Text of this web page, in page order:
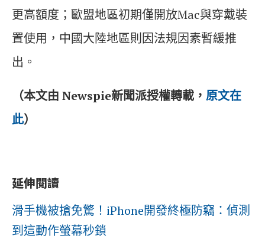
更高額度；歐盟地區初期僅開放Mac與穿戴裝
置使用，中國大陸地區則因法規因素暫緩推
出。
（本文由 Newspie新聞派授權轉載， 原文在
此）
延伸閱讀
滑手機被搶免驚！iPhone開發終極防竊：偵測
到這動作螢幕秒鎖